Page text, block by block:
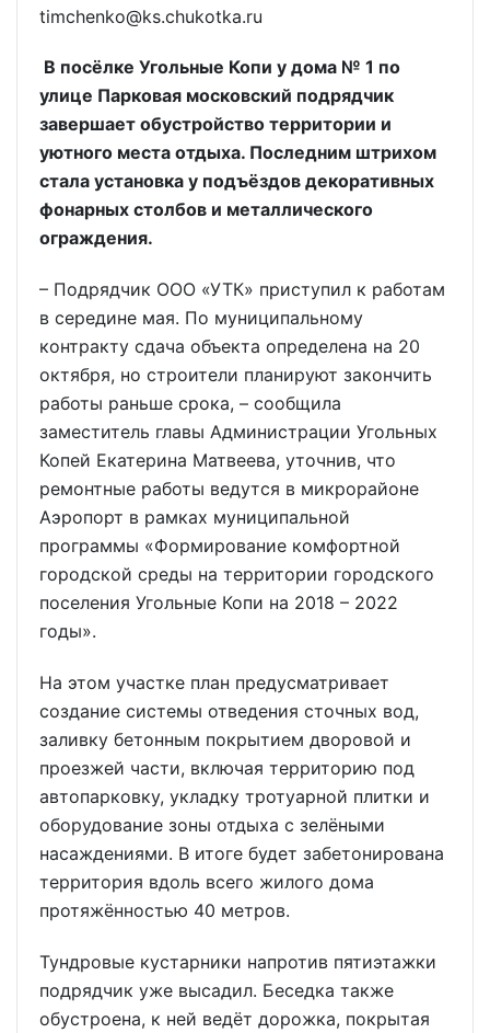
timchenko@ks.chukotka.ru
В посёлке Угольные Копи у дома № 1 по
улице Парковая московский подрядчик
завершает обустройство территории и
уютного места отдыха. Последним штрихом
стала установка у подъёздов декоративных
фонарных столбов и металлического
ограждения.
– Подрядчик ООО «УТК» приступил к работам
в середине мая. По муниципальному
контракту сдача объекта определена на 20
октября, но строители планируют закончить
работы раньше срока, – сообщила
заместитель главы Администрации Угольных
Копей Екатерина Матвеева, уточнив, что
ремонтные работы ведутся в микрорайоне
Аэропорт в рамках муниципальной
программы «Формирование комфортной
городской среды на территории городского
поселения Угольные Копи на 2018 – 2022
годы».
На этом участке план предусматривает
создание системы отведения сточных вод,
заливку бетонным покрытием дворовой и
проезжей части, включая территорию под
автопарковку, укладку тротуарной плитки и
оборудование зоны отдыха с зелёными
насаждениями. В итоге будет забетонирована
территория вдоль всего жилого дома
протяжённостью 40 метров.
Тундровые кустарники напротив пятиэтажки
подрядчик уже высадил. Беседка также
обустроена, к ней ведёт дорожка, покрытая